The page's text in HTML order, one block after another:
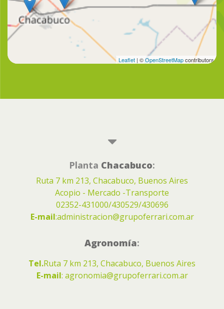
Leaflet | ©OpenStreetMapcontributors
Planta Chacabuco:
Ruta 7 km 213, Chacabuco, Buenos Aires
Acopio - Mercado -Transporte
02352-431000/430529/430696
E-mail:administracion@grupoferrari.com.ar
Agronomía:
Tel.Ruta 7 km 213, Chacabuco, Buenos Aires
E-mail: agronomia@grupoferrari.com.ar